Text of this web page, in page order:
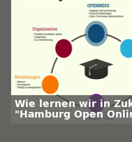
Wie lernen wir in
"Hamburg Open